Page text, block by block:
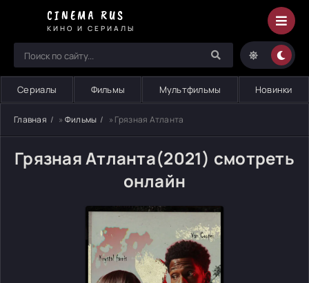
CINEMA RUS
КИНО И СЕРИАЛЫ
Сериалы Фильмы Мультфильмы Новинки
Главная » Фильмы » Грязная Атланта
Грязная Атланта(2021) смотреть
онлайн